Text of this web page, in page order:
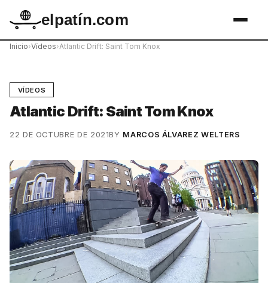
elpatín.com
Inicio›Vídeos›Atlantic Drift: Saint Tom Knox
VÍDEOS
Atlantic Drift: Saint Tom Knox
22 DE OCTUBRE DE 2021BY MARCOS ÁLVAREZ WELTERS